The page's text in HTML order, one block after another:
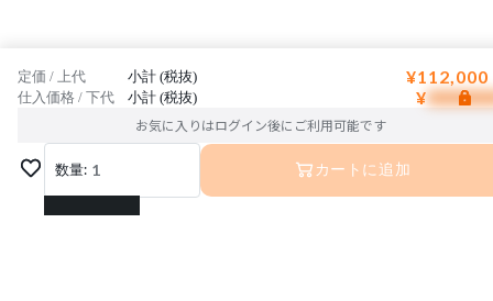
定価 / 上代 小計 (税抜) ¥112,000
仕入価格 / 下代 小計 (税抜) ¥
お気に入りはログイン後にご利用可能です
数量: 1
1
カートに追加